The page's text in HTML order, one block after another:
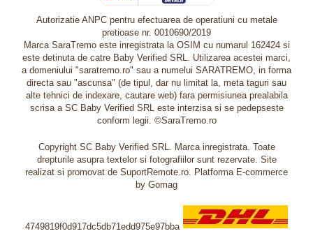
Autorizatie ANPC pentru efectuarea de operatiuni cu metale
pretioase nr. 0010690/2019
Marca SaraTremo este inregistrata la OSIM cu numarul 162424 si
este detinuta de catre Baby Verified SRL. Utilizarea acestei marci,
a domeniului "saratremo.ro" sau a numelui SARATREMO, in forma
directa sau "ascunsa" (de tipul, dar nu limitat la, meta taguri sau
alte tehnici de indexare, cautare web) fara permisiunea prealabila
scrisa a SC Baby Verified SRL este interzisa si se pedepseste
conform legii. ©SaraTremo.ro
Copyright SC Baby Verified SRL. Marca inregistrata. Toate
drepturile asupra textelor si fotografiilor sunt rezervate. Site
realizat si promovat de SuportRemote.ro. Platforma E-commerce
by Gomag
4749819f0d917dc5db71edd975e97bba